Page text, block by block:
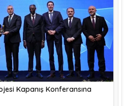
Kapanış Konferansına